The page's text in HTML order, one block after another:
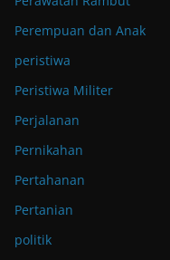
Perempuan dan Anak
peristiwa
Peristiwa Militer
Perjalanan
Pernikahan
Pertahanan
Pertanian
politik